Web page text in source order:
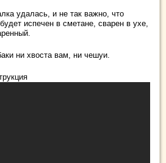
удалась, и не так важно, что
испечен в сметане, сварен в ухе,
ни хвоста вам, ни чешуи.